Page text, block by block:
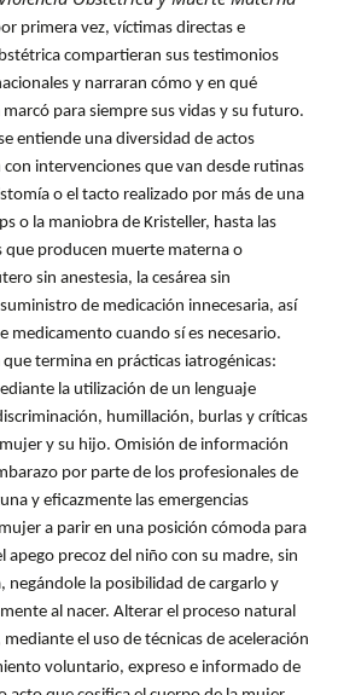
primera vez, víctimas directas e
compartieran sus testimonios
y narraran cómo y en qué
para siempre sus vidas y su futuro.
entiende una diversidad de actos
con intervenciones que van desde rutinas
o el tacto realizado por más de una
o la maniobra de Kristeller, hasta las
que producen muerte materna o
sin anestesia, la cesárea sin
de medicación innecesaria, así
medicamento cuando sí es necesario.
termina en prácticas iatrogénicas:
la utilización de un lenguaje
humillación, burlas y críticas
y su hijo. Omisión de información
por parte de los profesionales de
y eficazmente las emergencias
a parir en una posición cómoda para
apego precoz del niño con su madre, sin
negándole la posibilidad de cargarlo y
al nacer. Alterar el proceso natural
el uso de técnicas de aceleración
voluntario, expreso e informado de